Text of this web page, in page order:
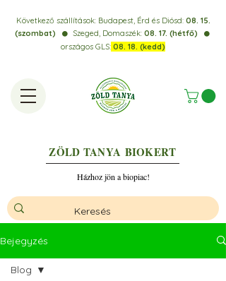
ZÖLD TANYA BIOKERT
Házhoz jön a biopiac!
Következő szállítások: Budapest, Érd és Diósd:08. 15.
(szombat)
⚫️ Szeged, Domaszék: 08. 17. (hétfő) ⚫️
országos GLS: 08. 18. (kedd)
Bejegyzés
Blog